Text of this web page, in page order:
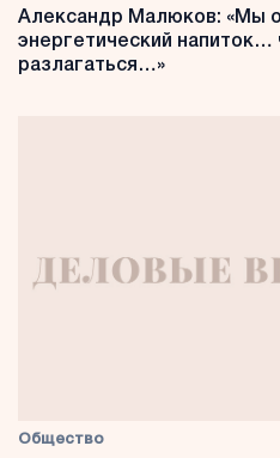
Александр Малюков: «Мы
энергетический напиток…
разлагаться…»
Общество